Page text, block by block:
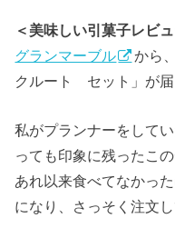
＜美味しい引菓子レビ
グランマーブル
から
クルート セット」が届
私がプランナーをして
っても印象に残ったこの
あれ以来食べてなかっ
になり、さっそく注文し